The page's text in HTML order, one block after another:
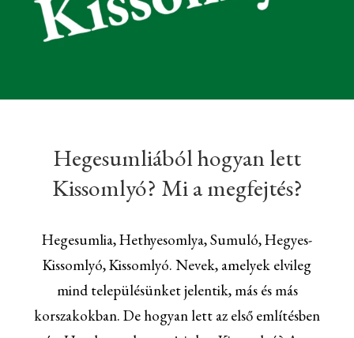
Hegesumliából hogyan lett
Kissomlyó? Mi a megfejtés?
Hegesumlia, Hethyesomlya, Sumuló, Hegyes-
Kissomlyó, Kissomlyó. Nevek, amelyek elvileg
mind településünket jelentik, más és más
korszakokban. De hogyan lett az első említésben